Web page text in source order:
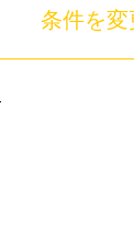
条件を変